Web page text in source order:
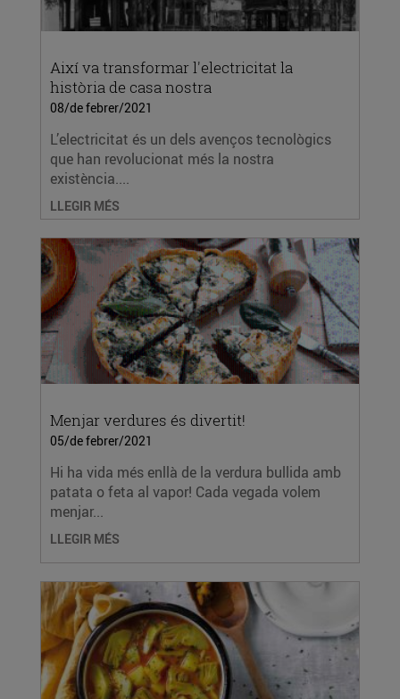
Així va transformar l'electricitat la
història de casa nostra
08/de febrer/2021
L’electricitat és un dels avenços tecnològics
que han revolucionat més la nostra
existència....
LLEGIR MÉS
Menjar verdures és divertit!
05/de febrer/2021
Hi ha vida més enllà de la verdura bullida amb
patata o feta al vapor! Cada vegada volem
menjar...
LLEGIR MÉS